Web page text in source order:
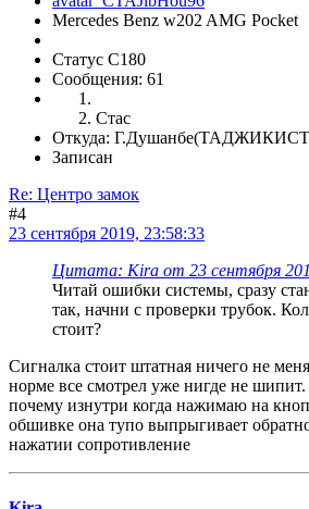
Mercedes Benz w202 AMG Pocket
Статус C180
Сообщения: 61
Стас
Откуда:
Записан
Re: Центро замок
#4
23 сентября 2019, 23:58:33
Цитата: Kira от 23 сентября
Читай ошибки системы, сразу
так, начни с проверки трубок.
стоит?
Сигналка стоит штатная ничего не
норме все смотрел уже нигде не
почему изнутри когда нажимаю на
обшивке она тупо выпрыгивает
нажатии сопротивление